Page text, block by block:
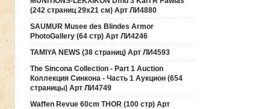
(242 страниц 29х21 см) Арт ЛИ4880
SAUMUR Musee des Blindes Armor
PhotoGallery (64 стр) Арт ЛИ4246
TAMIYA NEWS (38 страниц) Арт ЛИ4593
The Sincona Collection - Part 1 Auction
Коллекция Синкона - Часть 1 Аукцион (654
страницы) Арт ЛИ4749
Waffen Revue 60cm THOR (100 стр) Арт